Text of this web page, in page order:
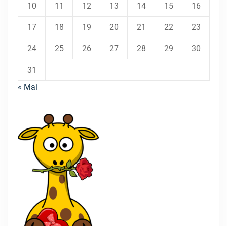
10 11 12 13 14 15 16
17 18 19 20 21 22 23
24 25 26 27 28 29 30
31
« Mai